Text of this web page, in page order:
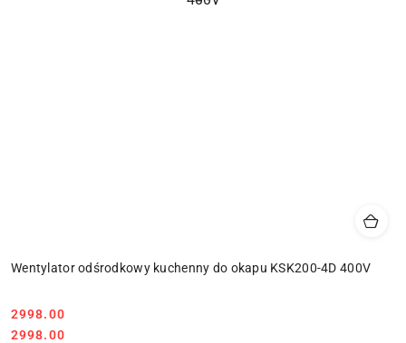
Wentylator odśrodkowy kuchenny do okapu KSK200-4D 400V
Cena:
2998.00
Cena:
2998.00